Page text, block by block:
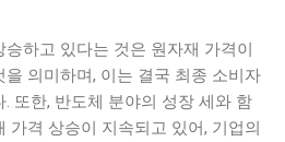
하고 있다는 것은 원자재 가격이
의미하며, 이는 결국 최종 소비자
또한, 반도체 분야의 성장 세와 함
가격 상승이 지속되고 있어, 기업의